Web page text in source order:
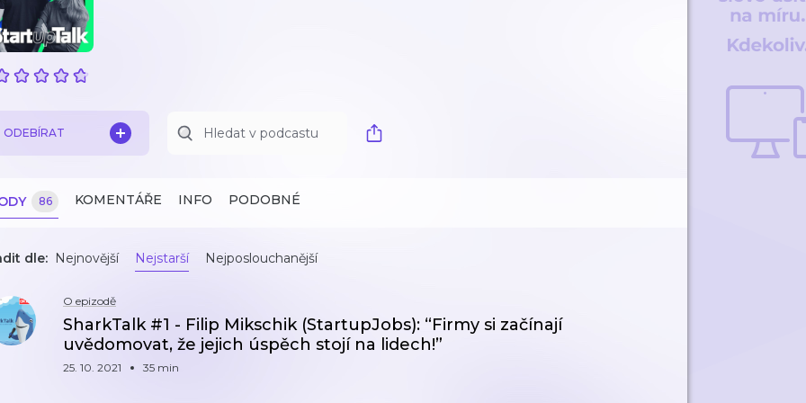
ODEBÍRAT
86 KOMENTÁŘE INFO PODOBNÉ
dle: Nejnovější Nejstarší Nejposlouchanější
O epizodě
SharkTalk #1 - Filip Mikschik (StartupJobs): “Firmy si začínají
uvědomovat, že jejich úspěch stojí na lidech!”
25. 10. 2021 35 min